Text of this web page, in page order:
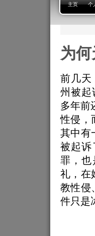
主页 个
为
前几天
州被起
多年前
性侵，
其中有
被起诉
罪，也
礼，在
教性侵
件只是